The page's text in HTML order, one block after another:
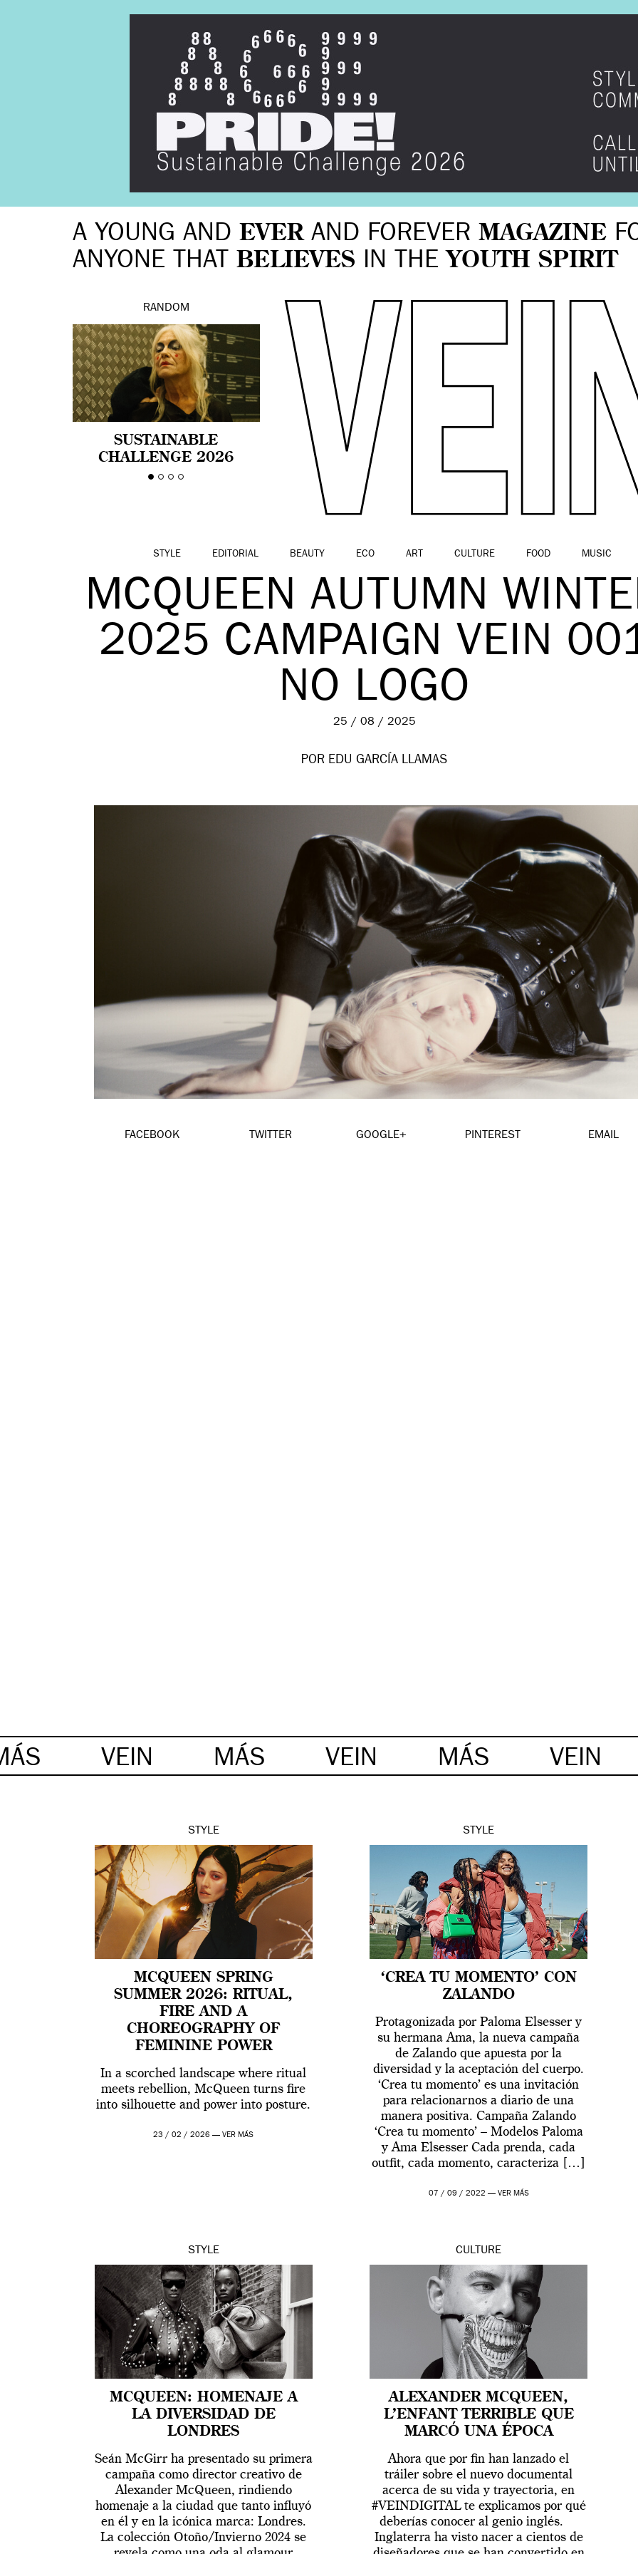
A YOUNG AND EVERAND FOREVER MAGAZINE
ANYONE THAT BELIEVES IN THE YOUTH SPIRIT
RANDOM
SUSTAINABLE
CHALLENGE 2026
CELEBRA LA
STYLE EDITORIAL BEAUTY ECO ART CULTURE FOOD MUSIC
MCQUEEN AUTUMN
2025 CAMPAIGN VEIN
NO LOGO
25 / 08 / 2025
POR EDU GARCÍA LLAMAS
FACEBOOK TWITTER GOOGLE+ PINTEREST EMAIL
VEIN MÁS VEIN MÁS VEIN
STYLE
MCQUEEN SPRING
SUMMER 2026: RITUAL,
FIRE AND A
CHOREOGRAPHY OF
FEMININE POWER
In a scorched landscape where ritual
meets rebellion, McQueen turns fire
into silhouette and power into posture.
23 / 02 / 2026 —VER MÁS
STYLE
‘CREA TU MOMENTO’ CON
ZALANDO
Protagonizada por Paloma Elsesser y
su hermana Ama, la nueva campaña
de Zalando que apuesta por la
diversidad y la aceptación del cuerpo.
‘Crea tu momento’ es una invitación
para relacionarnos a diario de una
manera positiva. Campaña Zalando
‘Crea tu momento’ – Modelos Paloma
y Ama Elsesser Cada prenda, cada
outfit, cada momento, caracteriza […]
07 / 09 / 2022 — VER MÁS
STYLE
MCQUEEN: HOMENAJE A
LA DIVERSIDAD DE
LONDRES
Seán McGirr ha presentado su primera
campaña como director creativo de
Alexander McQueen, rindiendo
homenaje a la ciudad que tanto influyó
en él y en la icónica marca: Londres.
La colección Otoño/Invierno 2024 se
CULTURE
ALEXANDER MCQUEEN,
L’ENFANT TERRIBLE QUE
MARCÓ UNA ÉPOCA
Ahora que por fin han lanzado el
tráiler sobre el nuevo documental
acerca de su vida y trayectoria, en
#VEINDIGITAL te explicamos por qué
deberías conocer al genio inglés.
Inglaterra ha visto nacer a cientos de